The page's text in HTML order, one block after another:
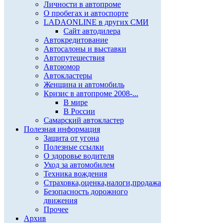
Личности в автопроме
О пробегах и автоспорте
LADAONLINE в других СМИ
Сайт автодилера
Автокредитование
Автосалоны и выставки
Автопутешествия
Автоюмор
Автокластеры
Женщина и автомобиль
Кризис в автопроме 2008-...
В мире
В России
Самарский автокластер
Полезная информация
Защита от угона
Полезные ссылки
О здоровье водителя
Уход за автомобилем
Техника вождения
Страховка,оценка,налоги,продажа
Безопасность дорожного
движения
Прочее
Архив